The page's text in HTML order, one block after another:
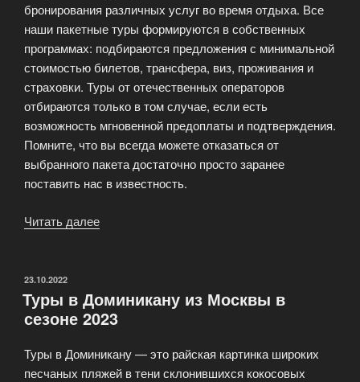
бронирования различных услуг во время отдыха. Все
наши пакетные туры формируются в собственных
программах: подбираются предложения с минимальной
стоимостью билетов, трансфера, виз, проживания и
страховки. Туры от отечественных операторов
отбираются только в том случае, если есть
возможность мгновенной предоплаты и подтверждения.
Помните, что вы всегда можете отказаться от
выбранного пакета достаточно просто заранее
поставить нас в известность.
Читать далее
ОПУБЛИКОВАНО
23.10.2022
Туры в Доминикану из Москвы в
сезоне 2023
Туры в Доминикану — это райская картинка широких
песчаных пляжей в тени склонившихся кокосовых